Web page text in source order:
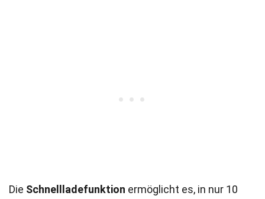
Die Schnellladefunktion ermöglicht es, in nur 10